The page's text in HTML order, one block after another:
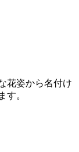
花姿から名付け
す。